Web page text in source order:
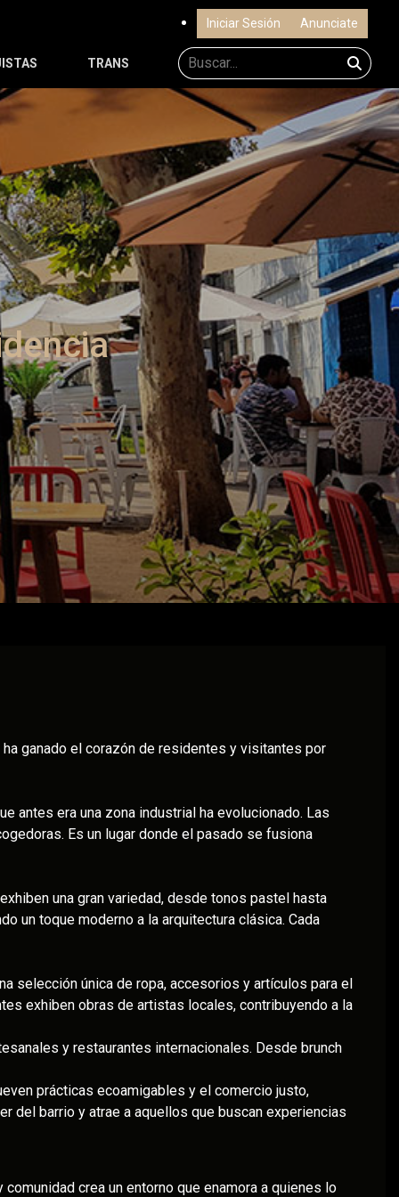
Iniciar Sesión Anunciate
TRANS
ganado el corazón de residentes y visitantes por
antes era una zona industrial ha evolucionado. Las
Es un lugar donde el pasado se fusiona
una gran variedad, desde tonos pastel hasta
un toque moderno a la arquitectura clásica. Cada
selección única de ropa, accesorios y artículos para el
exhiben obras de artistas locales, contribuyendo a la
y restaurantes internacionales. Desde brunch
prácticas ecoamigables y el comercio justo,
del barrio y atrae a aquellos que buscan experiencias
crea un entorno que enamora a quienes lo